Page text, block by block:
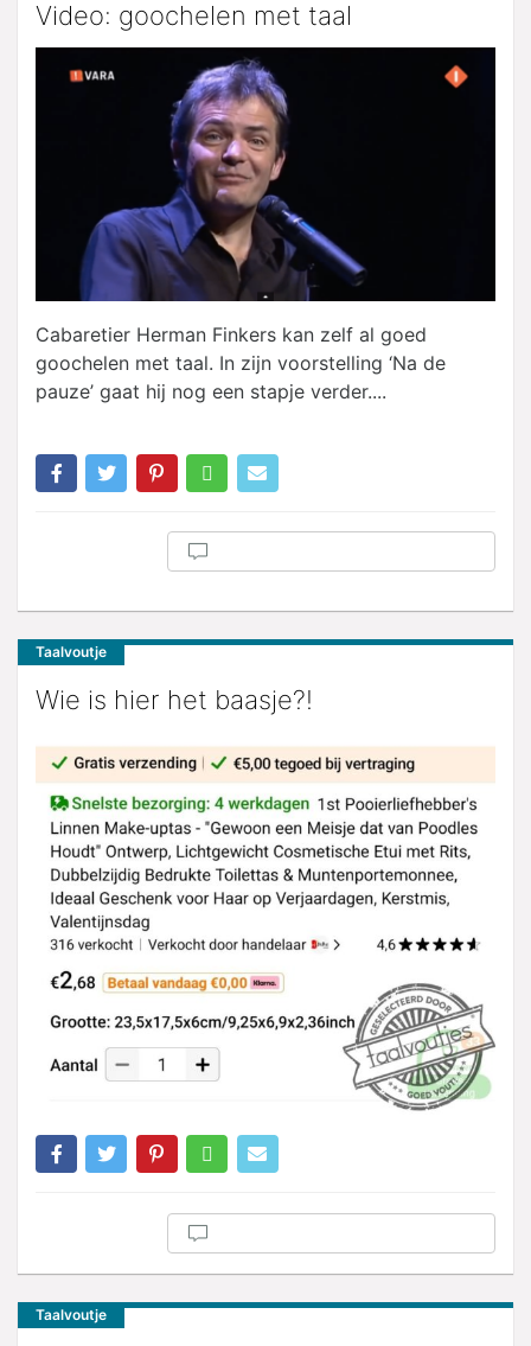
Video: goochelen met taal
Cabaretier Herman Finkers kan zelf al goed
goochelen met taal. In zijn voorstelling ‘Na de
pauze’ gaat hij nog een stapje verder....
Taalvoutje
Wie is hier het baasje?!
Taalvoutje